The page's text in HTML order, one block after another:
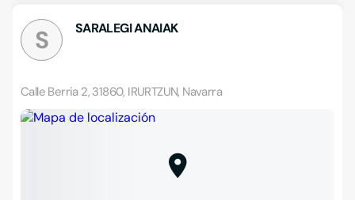
S SARALEGI ANAIAK
Calle Berria 2, 31860, IRURTZUN, Navarra